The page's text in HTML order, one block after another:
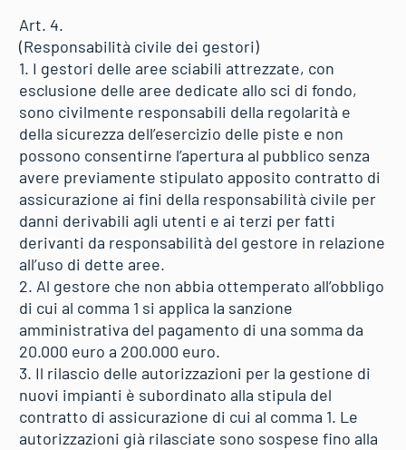
Art. 4.
(Responsabilità civile dei gestori)
1. I gestori delle aree sciabili attrezzate, con
esclusione delle aree dedicate allo sci di fondo,
sono civilmente responsabili della regolarità e
della sicurezza dell’esercizio delle piste e non
possono consentirne l’apertura al pubblico senza
avere previamente stipulato apposito contratto di
assicurazione ai fini della responsabilità civile per
danni derivabili agli utenti e ai terzi per fatti
derivanti da responsabilità del gestore in relazione
all’uso di dette aree.
2. Al gestore che non abbia ottemperato all’obbligo
di cui al comma 1 si applica la sanzione
amministrativa del pagamento di una somma da
20.000 euro a 200.000 euro.
3. Il rilascio delle autorizzazioni per la gestione di
nuovi impianti è subordinato alla stipula del
contratto di assicurazione di cui al comma 1. Le
autorizzazioni già rilasciate sono sospese fino alla